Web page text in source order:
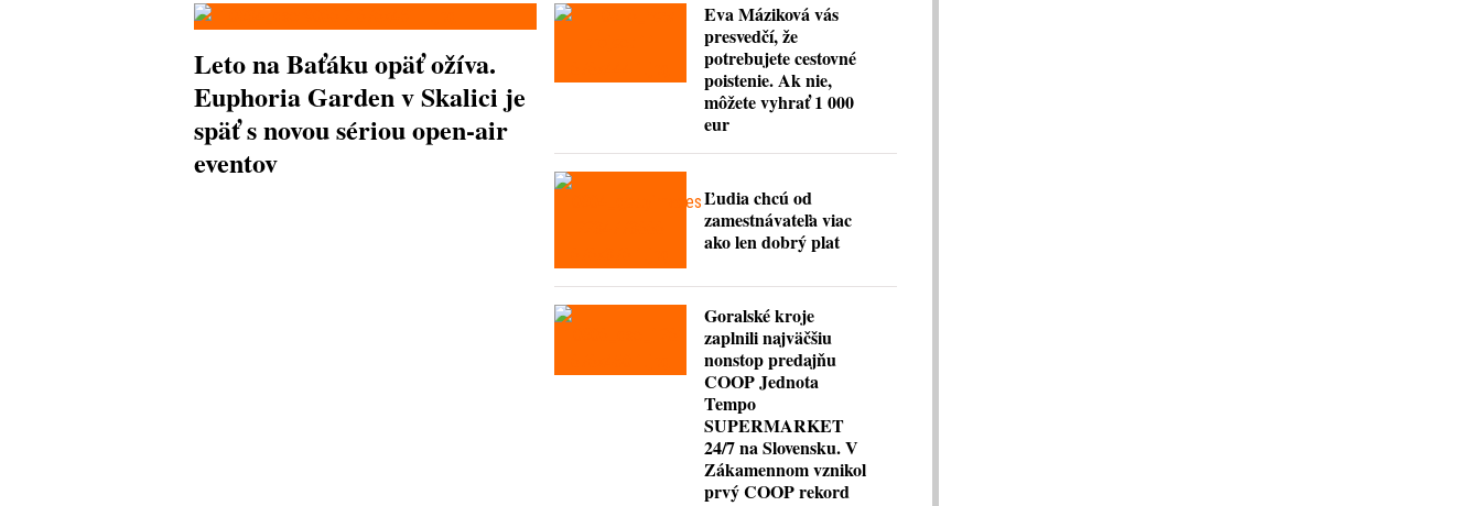
Leto na Baťáku opäť ožíva.
Euphoria Garden v Skalici je
späť s novou sériou open-air
eventov
Eva Máziková vás
presvedčí, že
potrebujete cestovné
poistenie. Ak nie,
môžete vyhrať 1 000
eur
Ľudia chcú od
zamestnávateľa viac
ako len dobrý plat
Goralské kroje
zaplnili najväčšiu
nonstop predajňu
COOP Jednota
Tempo
SUPERMARKET
24/7 na Slovensku. V
Zákamennom vznikol
prvý COOP rekord